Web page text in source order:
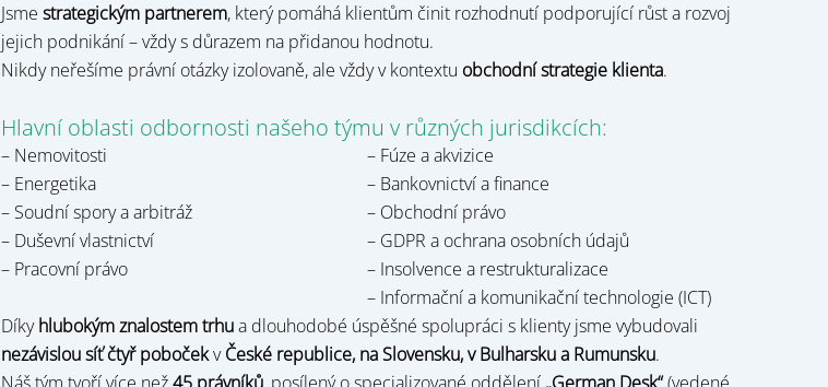
Jsme strategickým partnerem, který pomáhá klientům činit rozhodnutí podporující růst a rozvoj
jejich podnikání – vždy s důrazem na přidanou hodnotu.
Nikdy neřešíme právní otázky izolovaně, ale vždy v kontextu obchodní strategie klienta.
Hlavní oblasti odbornosti našeho týmu v různých jurisdikcích:
– Nemovitosti
– Energetika
– Soudní spory a arbitráž
– Duševní vlastnictví
– Pracovní právo
– Fúze a akvizice
– Bankovnictví a finance
– Obchodní právo
– GDPR a ochrana osobních údajů
– Insolvence a restrukturalizace
– Informační a komunikační technologie (ICT)
Díkyhlubokým znalostem trhua dlouhodobé úspěšné spolupráci s klienty jsme vybudovali
nezávislou síť čtyř pobočekvČeské republice, na Slovensku, v Bulharsku a Rumunsku.